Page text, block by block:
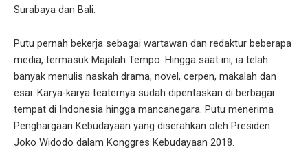
Surabaya dan Bali.
Putu pernah bekerja sebagai wartawan dan redaktur beberapa
media, termasuk Majalah Tempo. Hingga saat ini, ia telah
banyak menulis naskah drama, novel, cerpen, makalah dan
esai. Karya-karya teaternya sudah dipentaskan di berbagai
tempat di Indonesia hingga mancanegara. Putu menerima
Penghargaan Kebudayaan yang diserahkan oleh Presiden
Joko Widodo dalam Konggres Kebudayaan 2018.